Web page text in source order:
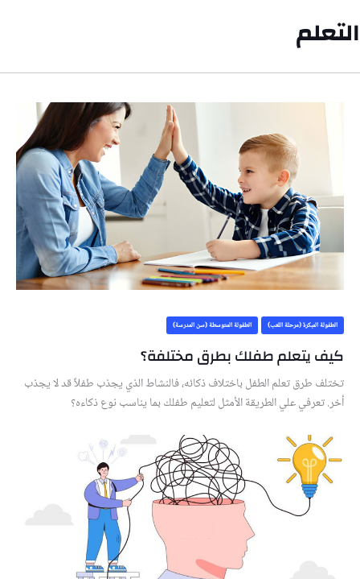
التعلم
الطفولة المبكرة (مرحلة اللعب) الطفولة المتوسطة (سن المدرسة)
كيف يتعلم طفلك بطرق مختلفة؟
تختلف طرق تعلم الطفل باختلاف ذكائه، فالنشاط الذي يجذب طفلاً قد لا يجذب
أخر. تعرفي علي الطريقة الأمثل لتعليم طفلك بما يناسب نوع ذكاءه؟